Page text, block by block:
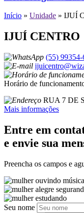
Início » Unidade » IJUÍ
IJUÍ CENTRO
(55) 99354-
Horário de
RUA 7 DE
Mais informações
Entre em
e envie sua
Preencha os campos e
Seu nome